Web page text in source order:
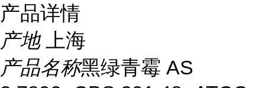
产品详情
产地
上海
产品名称黑绿青霉 AS